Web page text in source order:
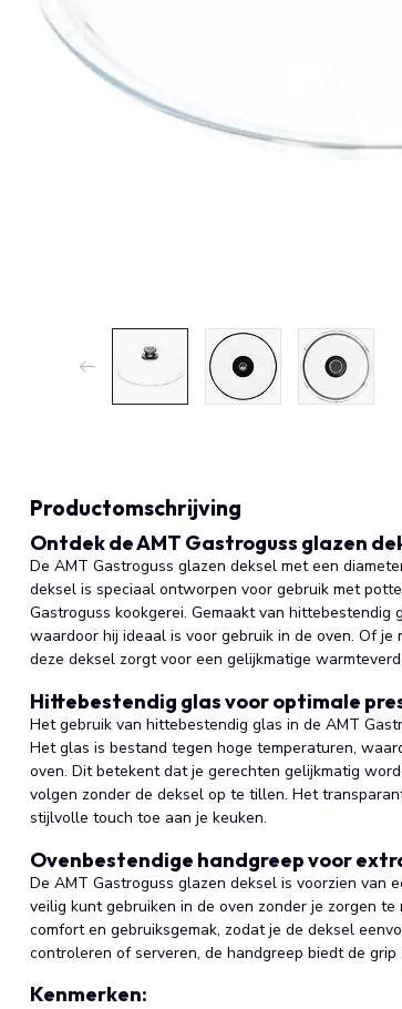
Productomschrijving
Ontdek de AMT Gastroguss glazen
De AMT Gastroguss glazen deksel met een
deksel is speciaal ontworpen voor gebruik met
Gastroguss kookgerei. Gemaakt van
waardoor hij ideaal is voor gebruik in de oven. Of
deze deksel zorgt voor een gelijkmatige
Hittebestendig glas voor optimale
Het gebruik van hittebestendig glas in de AMT
Het glas is bestand tegen hoge temperaturen,
oven. Dit betekent dat je gerechten gelijkmatig
volgen zonder de deksel op te tillen. Het
stijlvolle touch toe aan je keuken.
Ovenbestendige handgreep voor
De AMT Gastroguss glazen deksel is voorzien van
veilig kunt gebruiken in de oven zonder je zorgen
comfort en gebruiksgemak, zodat je de deksel
controleren of serveren, de handgreep biedt de
Kenmerken: